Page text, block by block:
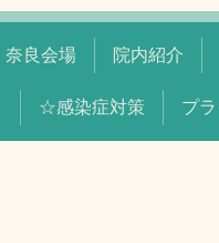
奈良会場 院内紹介
☆感染症対策 プ